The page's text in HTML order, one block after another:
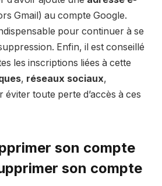
Gmail) au compte Google.
pour continuer à se
Enfin, il est conseillé
les inscriptions liées à cette
, réseaux sociaux,
éviter toute perte d’accès à ces
son compte
son compte